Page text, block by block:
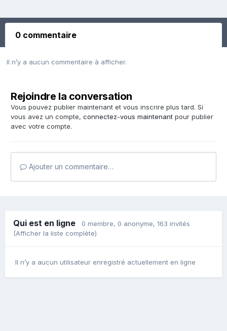
0 commentaire
Il n’y a aucun commentaire à afficher.
Rejoindre la conversation
Vous pouvez publier maintenant et vous inscrire plus tard. Si
vous avez un compte, connectez-vous maintenant pour publier
avec votre compte.
Ajouter un commentaire…
Qui est en ligne 0 membre, 0 anonyme, 163 invités
(Afficher la liste complète)
Il n’y a aucun utilisateur enregistré actuellement en ligne